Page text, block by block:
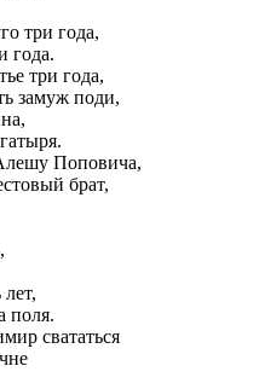
три года,
года.
три года,
замуж поди,
Поповича,
брат,
поля.
свататься